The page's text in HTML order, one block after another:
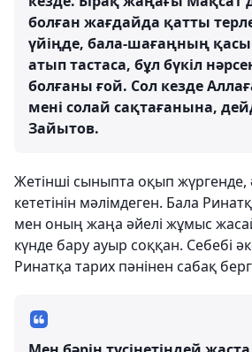
болған жағдайда қатты
үйіңде, бала-шағаңның
атып тастаса, бұл бүкіл
болғаны ғой. Сол кезде
мені солай сақтағанына,
Зайытов.
Жетінші сыныпта оқып жүргенде,
кететінін мәлімдеген. Бала
мен оның жаңа әйелі жұмыс
күнде бару ауыр соққан. Себебі
Ринатқа тарих пәнінен сабақ